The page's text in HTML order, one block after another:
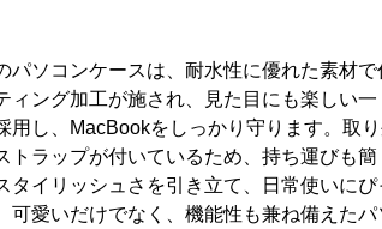
パソコンケースは、耐水性に優れた素材で
ィング加工が施され、見た目にも楽しい一
用し、MacBookをしっかり守ります。取
トラップが付いているため、持ち運びも簡
タイリッシュさを引き立て、日常使いにぴ
可愛いだけでなく、機能性も兼ね備えたパ